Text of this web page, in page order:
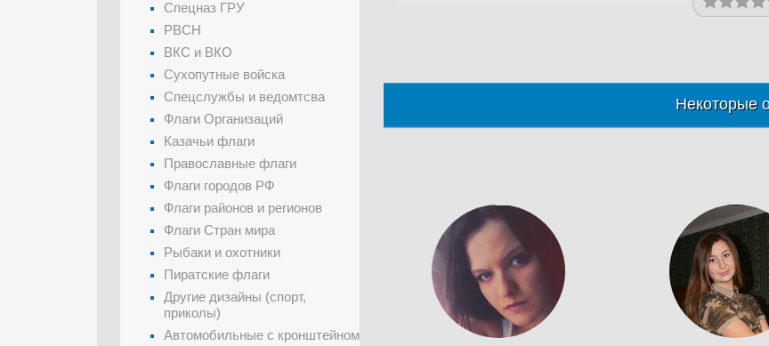
Некоторые
Спецназ ГРУ
РВСН
ВКС и ВКО
Сухопутные войска
Спецслужбы и ведомтсва
Флаги Организаций
Казачьи флаги
Православные флаги
Флаги городов РФ
Флаги районов и регионов
Флаги Стран мира
Рыбаки и охотники
Пиратские флаги
Другие дизайны (спорт,
приколы)
Автомобильные с кронштейном